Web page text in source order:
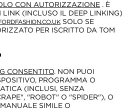
CON AUTORIZZAZIONE . È
LINK (INCLUSO IL DEEP LINKING)
SOLO SE
PER ISCRITTO DA TOM
CONSENTITO. NON PUOI
PROGRAMMA O
(INCLUSI, SENZA
"ROBOT" O "SPIDER"), O
SIMILE O